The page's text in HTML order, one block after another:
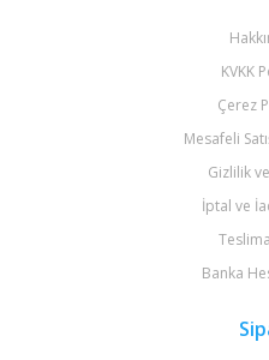
KVKK
Çerez
Mesafeli
Gizlilik
İptal ve
Banka